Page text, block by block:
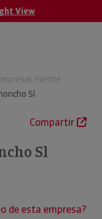
View
Fuente
Sl
Compartir
Sl
de esta empresa?